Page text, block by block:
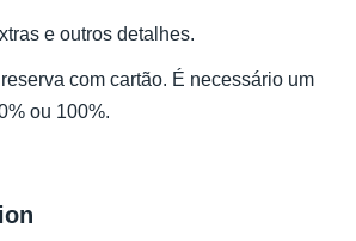
e outros detalhes.
com cartão. É necessário um
ou 100%.